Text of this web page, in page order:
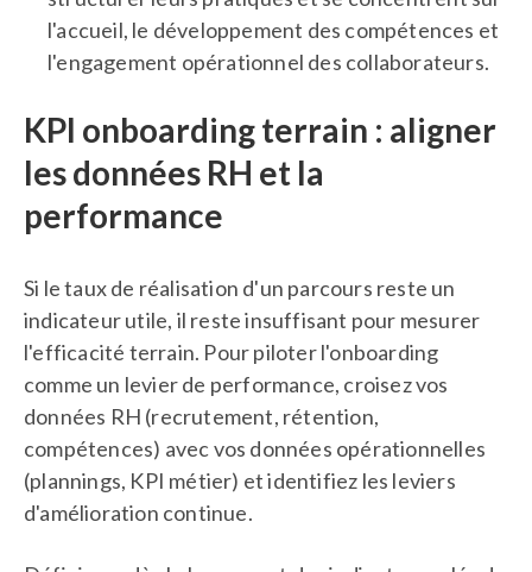
l'accueil, le développement des compétences et
l'engagement opérationnel des collaborateurs.
KPI onboarding terrain : aligner
les données RH et la
performance
Si le taux de réalisation d'un parcours reste un
indicateur utile, il reste insuffisant pour mesurer
l'efficacité terrain. Pour piloter l'onboarding
comme un levier de performance, croisez vos
données RH (recrutement, rétention,
compétences) avec vos données opérationnelles
(plannings, KPI métier) et identifiez les leviers
d'amélioration continue.